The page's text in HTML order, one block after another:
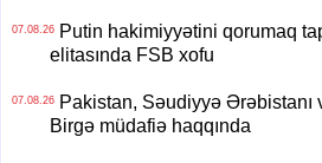
07.08.26Putin hakimiyyətini qorumaq
elitasında FSB xofu
07.08.26Pakistan, Səudiyyə Ərəbistanı
Birgə müdafiə haqqında